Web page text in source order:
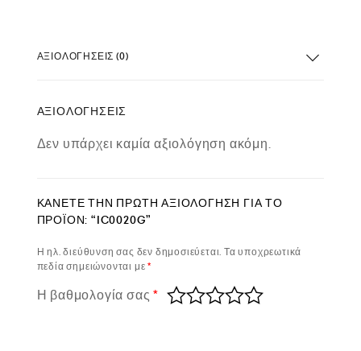
ΑΞΙΟΛΟΓΉΣΕΙΣ (0)
ΑΞΙΟΛΟΓΉΣΕΙΣ
Δεν υπάρχει καμία αξιολόγηση ακόμη.
ΚΆΝΕΤΕ ΤΗΝ ΠΡΏΤΗ ΑΞΙΟΛΌΓΗΣΗ ΓΙΑ ΤΟ
ΠΡΟΪΌΝ: “IC0020G”
Η ηλ. διεύθυνση σας δεν δημοσιεύεται. Τα υποχρεωτικά
πεδία σημειώνονται με*
Η βαθμολογία σας*